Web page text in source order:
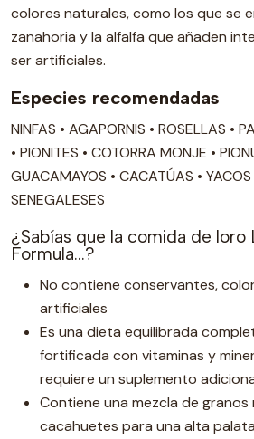
colores naturales, como los que se
zanahoria y la alfalfa que añaden
ser artificiales.
Especies recomendadas
NINFAS • AGAPORNIS • ROSELLAS •
• PIONITES • COTORRA MONJE •
GUACAMAYOS • CACATÚAS • YACOS
SENEGALESES
¿Sabías que la comida de loro
Formula...?
No contiene conservantes,
artificiales
Es una dieta equilibrada
fortificada con vitaminas y
requiere un suplemento
Contiene una mezcla de granos
cacahuetes para una alta